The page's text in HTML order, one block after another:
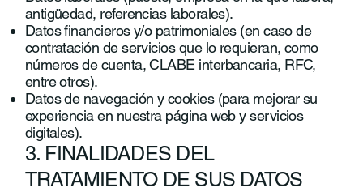
antigüedad, referencias laborales).
Datos financieros y/o patrimoniales (en caso de
contratación de servicios que lo requieran, como
números de cuenta, CLABE interbancaria, RFC,
entre otros).
Datos de navegación y cookies (para mejorar su
experiencia en nuestra página web y servicios
digitales).
3. FINALIDADES DEL
TRATAMIENTO DE SUS DATOS